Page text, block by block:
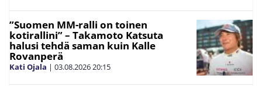
”Suomen MM-ralli on toinen
kotirallini” – Takamoto Katsuta
halusi tehdä saman kuin Kalle
Rovanperä
Kati Ojala | 03.08.202620:15